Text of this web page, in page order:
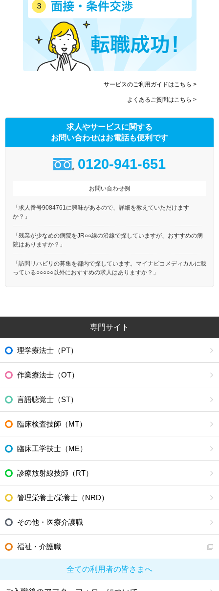
サービスのご利用ガイドはこちら >
よくあるご質問はこちら >
求人やサービスに関する
お問い合わせはお電話も便利です
0120-941-651
お問い合わせ例
「求人番号9084761に興味があるので、詳細を教えていただけます
か？」
「残業が少なめの病院をJR○○線の沿線で探していますが、おすすめの病
院はありますか？」
「訪問リハビリの募集を都内で探しています。マイナビコメディカルに載
っている○○○○○以外におすすめの求人はありますか？」
専門サイト
理学療法士（PT）
作業療法士（OT）
言語聴覚士（ST）
臨床検査技師（MT）
臨床工学技士（ME）
診療放射線技師（RT）
管理栄養士/栄養士（NRD）
その他・医療介護職
福祉・介護職
全ての利用者の皆さまへ